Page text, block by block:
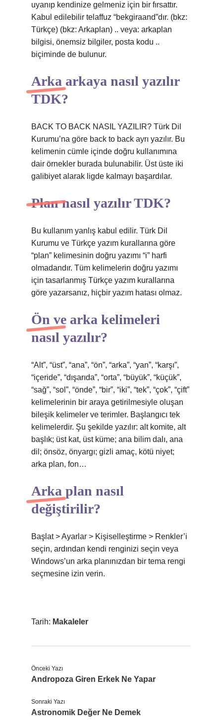
uyanıp kendinize gelmeniz için bir fırsattır.
Kabul edilebilir telaffuz “bekgiraand”dır. (bkz:
Türkçe) (bkz: Arkaplan) .. veya: arkaplan
bilgisi, önemsiz bilgiler, posta kodu ..
biçiminde de bulunur.
Arka arkaya nasıl yazılır
TDK?
BACK TO BACK NASIL YAZILIR? Türk Dil
Kurumu’na göre back to back ayrı yazılır. Bu
kelimenin cümle içinde doğru kullanımına
dair örnekler burada bulunabilir. Üst üste iki
galibiyet alarak ligde kalmayı başardılar.
Plan nasıl yazılır TDK?
Bu kullanım yanlış kabul edilir. Türk Dil
Kurumu ve Türkçe yazım kurallarına göre
“plan” kelimesinin doğru yazımı “i” harfi
olmadandır. Tüm kelimelerin doğru yazımı
için tasarlanmış Türkçe yazım kurallarına
göre yazarsanız, hiçbir yazım hatası olmaz.
Ön ve arka kelimeleri
nasıl yazılır?
“Alt”, “üst”, “ana”, “ön”, “arka”, “yan”, “karşı”,
“içeride”, “dışarıda”, “orta”, “büyük”, “küçük”,
“sağ”, “sol”, “önde”, “bir”, “iki”, “tek”, “çok”, “çift”
kelimelerinin bir araya getirilmesiyle oluşan
bileşik kelimeler ve terimler. Başlangıcı tek
kelimelerdir. Şu şekilde yazılır: alt komite, alt
başlık; üst kat, üst küme; ana bilim dalı, ana
dil; önsöz, önyargı; gizli amaç, kötü niyet;
arka plan, fon…
Arka plan nasıl
değiştirilir?
Başlat > Ayarlar > Kişiselleştirme > Renkler’i
seçin, ardından kendi renginizi seçin veya
Windows’un arka planınızdan bir tema rengi
seçmesine izin verin.
Tarih: Makaleler
Önceki Yazı
Andropoza Giren Erkek Ne Yapar
Sonraki Yazı
Astronomik Değer Ne Demek